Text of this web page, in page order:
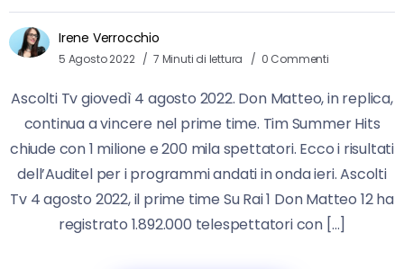
Irene Verrocchio
5 Agosto 2022 7 Minuti di lettura 0 Commenti
Ascolti Tv giovedì 4 agosto 2022. Don Matteo, in replica,
continua a vincere nel prime time. Tim Summer Hits
chiude con 1 milione e 200 mila spettatori. Ecco i risultati
dell’Auditel per i programmi andati in onda ieri. Ascolti
Tv 4 agosto 2022, il prime time Su Rai 1 Don Matteo 12 ha
registrato 1.892.000 telespettatori con […]